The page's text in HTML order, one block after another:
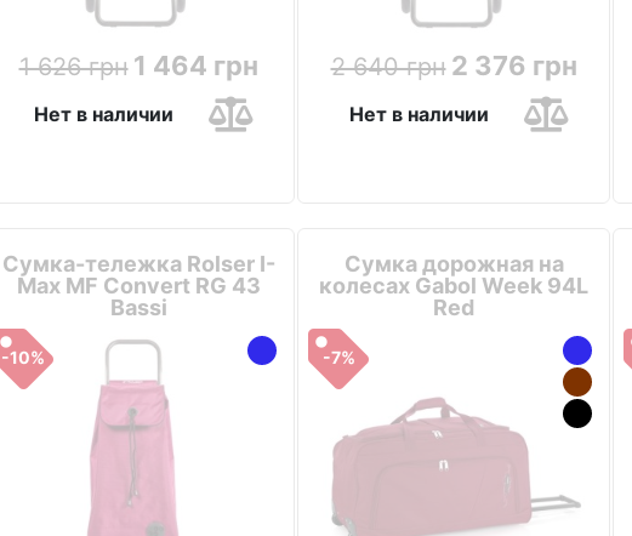
1 626 грн 1 464 грн
Нет в наличии
2 640 грн 2 376 грн
Нет в наличии
Сумка-тележка Rolser I-
Max MF Convert RG 43
Bassi
-10%
Сумка дорожная на
колесах Gabol Week 94L
Red
-7%